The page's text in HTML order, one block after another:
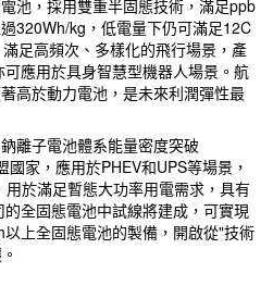
池，採用雙重半固態技術，滿足ppb
320Wh/kg，低電量下仍可滿足12C
足高頻次、多樣化的飛行場景，產
應用於具身智慧型機器人場景。航
高於動力電池，是未來利潤彈性最
離子電池體系能量密度突破
家，應用於PHEV和UPS等場景，
於滿足暫態大功率用電需求，具有
全固態電池中試線將建成，可實現
上全固態電池的製備，開啟從"技術